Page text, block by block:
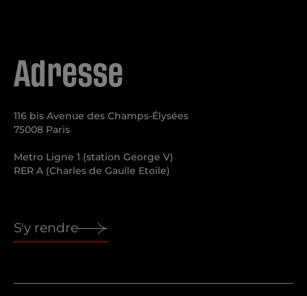
S'inscrire
Adresse
116 bis Avenue des Champs-Élysées
75008 Paris
Metro Ligne 1 (station George V)
RER A (Charles de Gaulle Etoile)
S'y rendre